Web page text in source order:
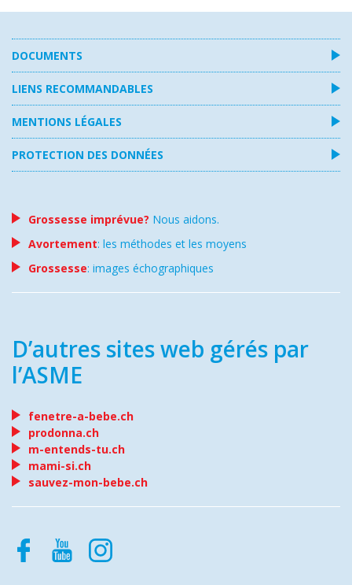
DOCUMENTS
LIENS RECOMMANDABLES
MENTIONS LÉGALES
PROTECTION DES DONNÉES
Grossesse imprévue? Nous aidons.
Avortement: les méthodes et les moyens
Grossesse: images échographiques
D’autres sites web gérés par
l’ASME
fenetre-a-bebe.ch
prodonna.ch
m-entends-tu.ch
mami-si.ch
sauvez-mon-bebe.ch